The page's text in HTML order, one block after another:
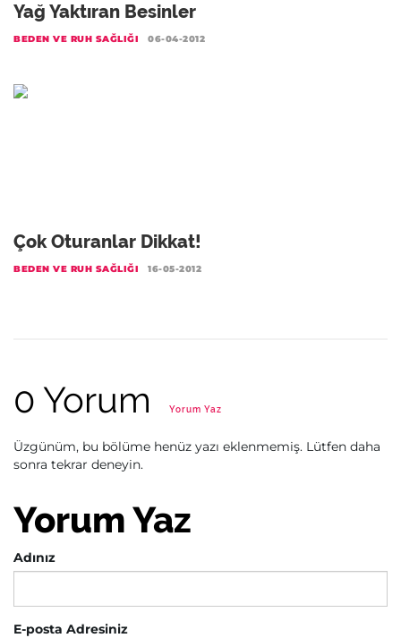
Yağ Yaktıran Besinler
BEDEN VE RUH SAĞLIĞI 06-04-2012
Çok Oturanlar Dikkat!
BEDEN VE RUH SAĞLIĞI 16-05-2012
0 Yorum Yorum Yaz
Üzgünüm, bu bölüme henüz yazı eklenmemiş. Lütfen daha
sonra tekrar deneyin.
Yorum Yaz
Adınız
E-posta Adresiniz